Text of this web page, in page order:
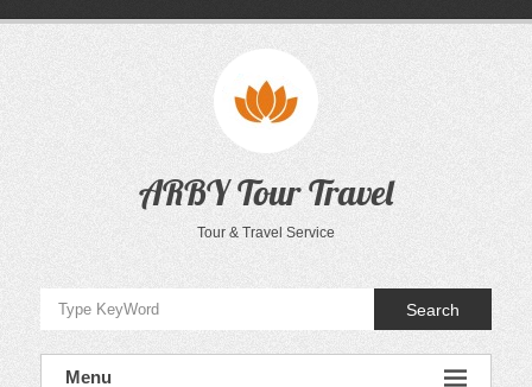
ARBY Tour Travel
Tour & Travel Service
Search
Menu